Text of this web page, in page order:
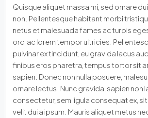
Quisque aliquet massa mi, sed ornare
non. Pellentesque habitant morbi
netus et malesuada fames ac turpis
orci ac lorem tempor ultricies.
pulvinar ex tincidunt, eu gravida lacus
finibus eros pharetra, tempus tortor sit
sapien. Donec non nulla posuere,
ornare lectus. Nunc gravida, sapien non
consectetur, sem ligula consequat ex,
velit dui a ipsum. Mauris aliquet metus